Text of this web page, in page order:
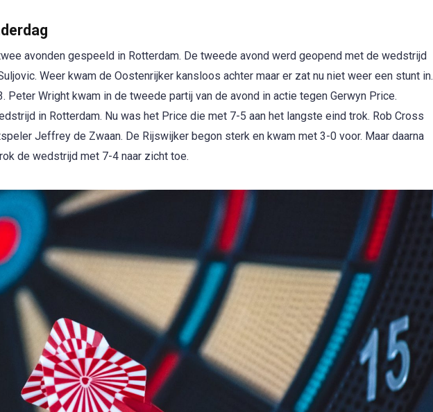
avonden gespeeld in Rotterdam. De tweede avond werd geopend met de wedstrijd
Weer kwam de Oostenrijker kansloos achter maar er zat nu niet weer een stunt in.
Peter Wright kwam in de tweede partij van de avond in actie tegen Gerwyn Price.
in Rotterdam. Nu was het Price die met 7-5 aan het langste eind trok. Rob Cross
Jeffrey de Zwaan. De Rijswijker begon sterk en kwam met 3-0 voor. Maar daarna
de wedstrijd met 7-4 naar zicht toe.